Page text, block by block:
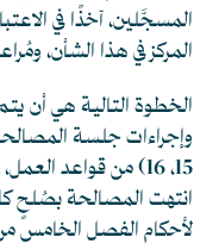
المسجَّلين، آخذًا في
المركز في هذا الشأن،
الخطوة التالية هي أن
15، 16) من قواعد
انتهت المصالحة بصُلحٍ
لأحكام الفصل الخامس